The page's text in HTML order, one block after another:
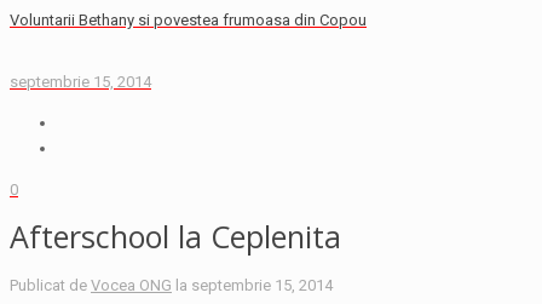
Voluntarii Bethany si povestea frumoasa din Copou
septembrie 15, 2014
0
Afterschool la Ceplenita
Publicat de Vocea ONG la septembrie 15, 2014